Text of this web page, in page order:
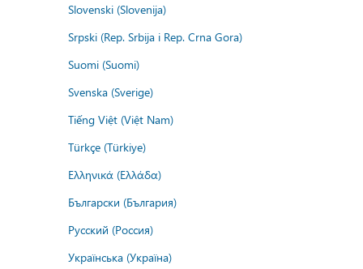
Slovenski (Slovenija)
Srpski (Rep. Srbija i Rep. Crna Gora)
Suomi (Suomi)
Svenska (Sverige)
Tiếng Việt (Việt Nam)
Türkçe (Türkiye)
Ελληνικά (Ελλάδα)
Български (България)
Русский (Россия)
Українська (Україна)